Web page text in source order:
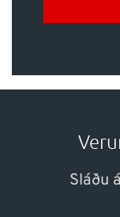
Sláðu